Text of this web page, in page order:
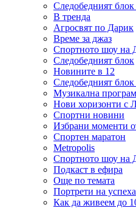
Следобедният
В тренда
Агросвят по Дарик
Време за джаз
Спортното шоу на
Следобедният блок
Новините в 12
Следобедният
Музикална
Нови хоризонти с
Спортни новини
Избрани моменти
Спортен маратон
Metropolis
Спортното шоу на
Подкаст в ефира
Още по темата
Портрети на успеха
Как да живеем до